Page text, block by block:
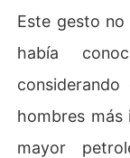
Este gesto no
había
hombres más
mayor